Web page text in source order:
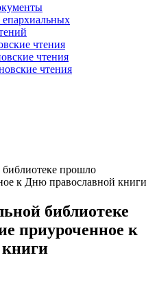
чтения
чтения
чтения
прошло
к Дню православной книги
библиотеке
приуроченное к